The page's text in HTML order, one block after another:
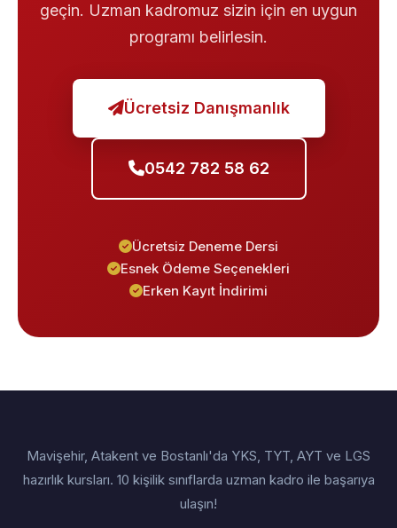
geçin. Uzman kadromuz sizin için en uygun
programı belirlesin.
Ücretsiz Danışmanlık
0542 782 58 62
Ücretsiz Deneme Dersi
Esnek Ödeme Seçenekleri
Erken Kayıt İndirimi
Mavişehir, Atakent ve Bostanlı'da YKS, TYT, AYT ve LGS
hazırlık kursları. 10 kişilik sınıflarda uzman kadro ile başarıya
ulaşın!